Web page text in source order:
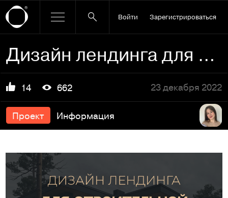
Войти Зарегистрироваться
Дизайн лендинга для строительной компании
14 662 23 декабря 2022
Проект Информация